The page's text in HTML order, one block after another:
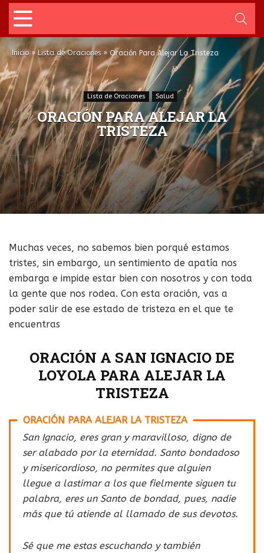
Inicio » Lista de Oraciones » Oración Para Alejar La Tristeza
Lista de Oraciones Salud
ORACIÓN PARA ALEJAR LA
TRISTEZA
Muchas veces, no sabemos bien porqué estamos
tristes, sin embargo, un sentimiento de apatía nos
embarga e impide estar bien con nosotros y con toda
la gente que nos rodea. Con esta oración, vas a
poder salir de ese estado de tristeza en el que te
encuentras
ORACIÓN A SAN IGNACIO DE
LOYOLA PARA ALEJAR LA
TRISTEZA
ORACIÓN PARA ALEJAR LA TRISTEZA
San Ignacio, eres gran y maravilloso, digno de
ser alabado por la eternidad. Santo bondadoso
y misericordioso, no permites que alguien
llegue a lastimar a los que fielmente siguen tu
palabra, eres un Santo de bondad, pues, nadie
más que tú atiende al llamado de sus devotos.
Sé que me estas escuchando y también